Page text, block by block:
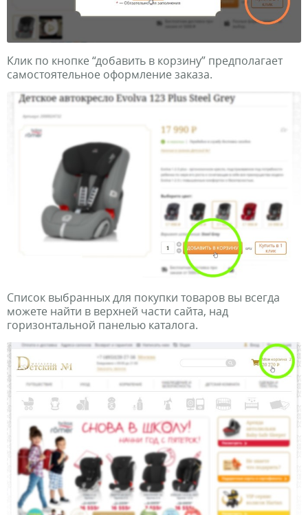
Клик по кнопке “добавить в корзину” предполагает
самостоятельное оформление заказа.
Список выбранных для покупки товаров вы всегда
можете найти в верхней части сайта, над
горизонтальной панелью каталога.